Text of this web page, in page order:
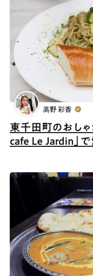
東千田町のおしゃ
cafe Le Jardin」
高野 彩香